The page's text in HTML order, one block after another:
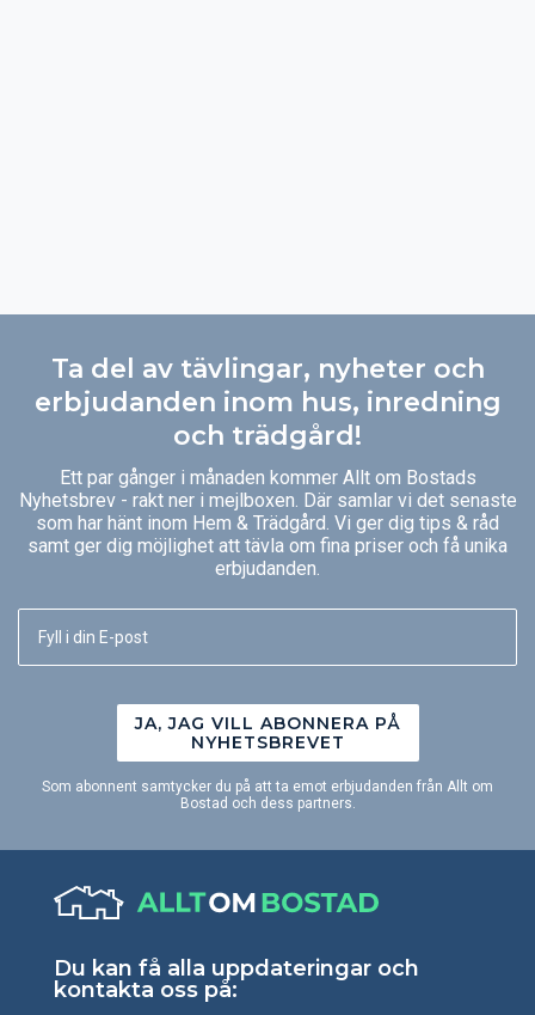
Ta del av tävlingar, nyheter och
erbjudanden inom hus, inredning
och trädgård!
Ett par gånger i månaden kommer Allt om Bostads
Nyhetsbrev - rakt ner i mejlboxen. Där samlar vi det senaste
som har hänt inom Hem & Trädgård. Vi ger dig tips & råd
samt ger dig möjlighet att tävla om fina priser och få unika
erbjudanden.
JA, JAG VILL ABONNERA PÅ
NYHETSBREVET
Som abonnent samtycker du på att ta emot erbjudanden från Allt om
Bostad och dess partners.
Du kan få alla uppdateringar och
kontakta oss på: